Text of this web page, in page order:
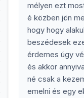
mélyen ezt
é közben jön
hogy hogy
beszédesek
érdemes úgy
és akkor
né csak a
emelni és egy